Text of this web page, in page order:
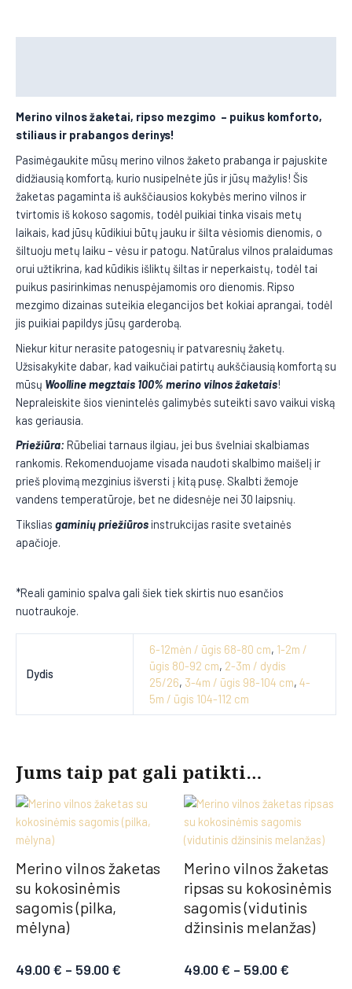
Merino vilnos žaketai, ripso mezgimo – puikus komforto,
stiliaus ir prabangos derinys!
Pasimėgaukite mūsų merino vilnos žaketo prabanga ir pajuskite
didžiausią komfortą, kurio nusipelnėte jūs ir jūsų mažylis! Šis
žaketas pagaminta iš aukščiausios kokybės merino vilnos ir
tvirtomis iš kokoso sagomis, todėl puikiai tinka visais metų
laikais, kad jūsų kūdikiui būtų jauku ir šilta vėsiomis dienomis, o
šiltuoju metų laiku – vėsu ir patogu. Natūralus vilnos pralaidumas
orui užtikrina, kad kūdikis išliktų šiltas ir neperkaistų, todėl tai
puikus pasirinkimas nenuspėjamomis oro dienomis. Ripso
mezgimo dizainas suteikia elegancijos bet kokiai aprangai, todėl
jis puikiai papildys jūsų garderobą.
Niekur kitur nerasite patogesnių ir patvaresnių žaketų.
Užsisakykite dabar, kad vaikučiai patirtų aukščiausią komfortą su
mūsų Woolline megztais 100% merino vilnos žaketais!
Nepraleiskite šios vienintelės galimybės suteikti savo vaikui viską
kas geriausia.
Priežiūra: Rūbeliai tarnaus ilgiau, jei bus švelniai skalbiamas
rankomis. Rekomenduojame visada naudoti skalbimo maišelį ir
prieš plovimą mezginius išversti į kitą pusę. Skalbti žemoje
vandens temperatūroje, bet ne didesnėje nei 30 laipsnių.
Tikslias gaminių priežiūrosinstrukcijas rasite svetainės
apačioje.
*Reali gaminio spalva gali šiek tiek skirtis nuo esančios
nuotraukoje.
Dydis
6-12mėn / ūgis 68-80 cm, 1-2m /
ūgis 80-92 cm, 2-3m / dydis
25/26, 3-4m / ūgis 98-104 cm, 4-
5m / ūgis 104-112 cm
Jums taip pat gali patikti…
Merino vilnos žaketas
su kokosinėmis
sagomis (pilka,
mėlyna)
49.00€ – 59.00€
Merino vilnos žaketas
ripsas su kokosinėmis
sagomis (vidutinis
džinsinis melanžas)
49.00€ – 59.00€